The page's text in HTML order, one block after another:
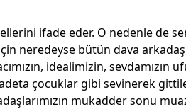
ifade eder. O nedenle de
neredeyse bütün dava
idealimizin, sevdamızın
çocuklar gibi sevinerek
mukadder sonu